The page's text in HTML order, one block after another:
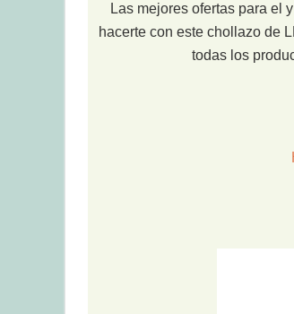
Las mejores ofertas para el
hacerte con este chollazo de
todas los